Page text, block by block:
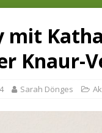
mit
Knaur-
Sarah Dönges